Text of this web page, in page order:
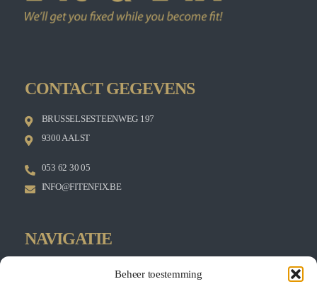
Beheer toestemming
CONTACT GEGEVENS
BRUSSELSESTEENWEG 197
9300 AALST
053 62 30 05
INFO@FITENFIX.BE
NAVIGATIE